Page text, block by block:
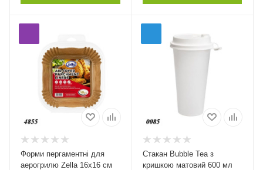
Форми пергаментні для
аерогрилю Zella 16х16 см
Стакан Bubble Tea з
кришкою матовий 600 мл